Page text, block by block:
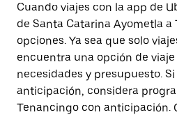
Cuando viajes con la app de
de Santa Catarina Ayometla a
opciones. Ya sea que solo
encuentra una opción de
necesidades y presupuesto.
anticipación, considera
Tenancingo con anticipación.